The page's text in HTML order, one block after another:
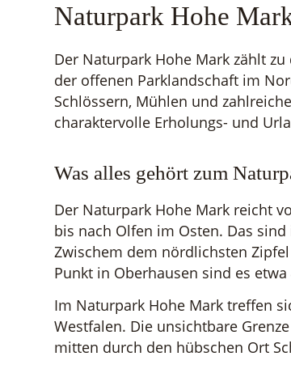
Naturpark Hohe
Der Naturpark Hohe Mark zählt
der offenen Parklandschaft im
Schlössern, Mühlen und
charaktervolle Erholungs- und
Was alles gehört zum
Der Naturpark Hohe Mark reicht
bis nach Olfen im Osten. Das
Zwischem dem nördlichsten
Punkt in Oberhausen sind es
Im Naturpark Hohe Mark treffen
Westfalen. Die unsichtbare
mitten durch den hübschen Ort